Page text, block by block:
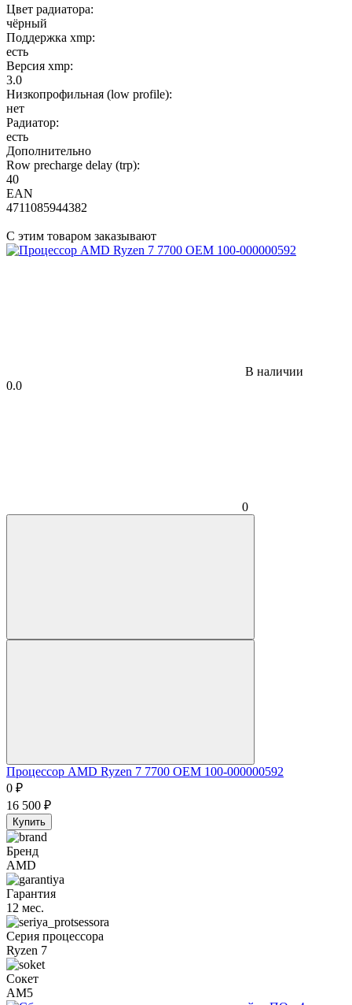
Цвет радиатора:
чёрный
Поддержка xmp:
есть
Версия xmp:
3.0
Низкопрофильная (low profile):
нет
Радиатор:
есть
Дополнительно
Row precharge delay (trp):
40
EAN
4711085944382
С этим товаром заказывают
В наличии
0.0
0
Процессор AMD Ryzen 7 7700 OEM 100-000000592
0 ₽
16 500 ₽
Купить
Бренд
AMD
Гарантия
12 мес.
Серия процессора
Ryzen 7
Сокет
AM5